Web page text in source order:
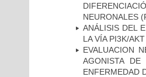
NEURONALES
ANÁLISIS DEL
LA VÍA PI3K/
EVALUACION
AGONISTA
ENFERMEDAD